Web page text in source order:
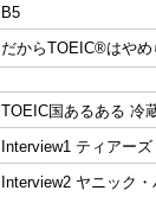
B5
だからTOEIC®はやめ
TOEIC国あるある 冷
Interview1 ティアー
Interview2 ヤニック